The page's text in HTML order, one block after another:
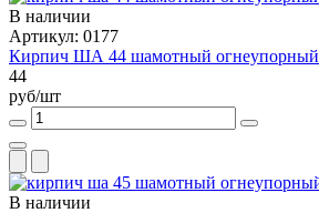
В наличии
Артикул: 0177
Кирпич ША 44 шамотный огнеупорный
44
руб/шт
В наличии